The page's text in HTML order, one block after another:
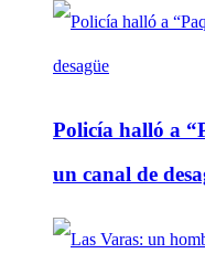
Policía halló a
un canal de